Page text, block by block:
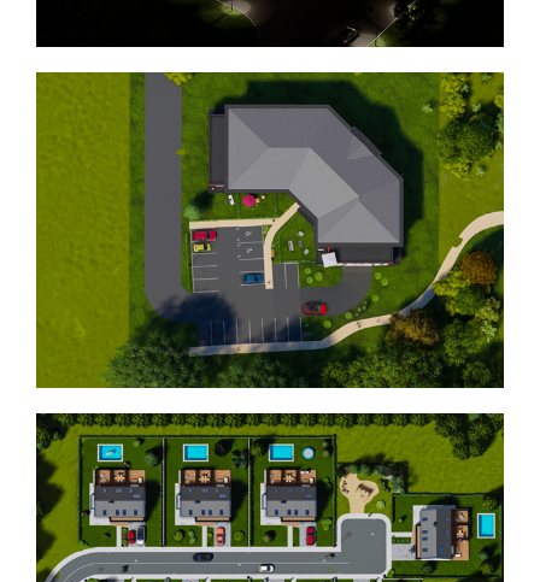
CONCEPTION D’UN ENSEMBLE
IMMOBILIER TERTIAIRE
Projet d’un bâtiment de logement